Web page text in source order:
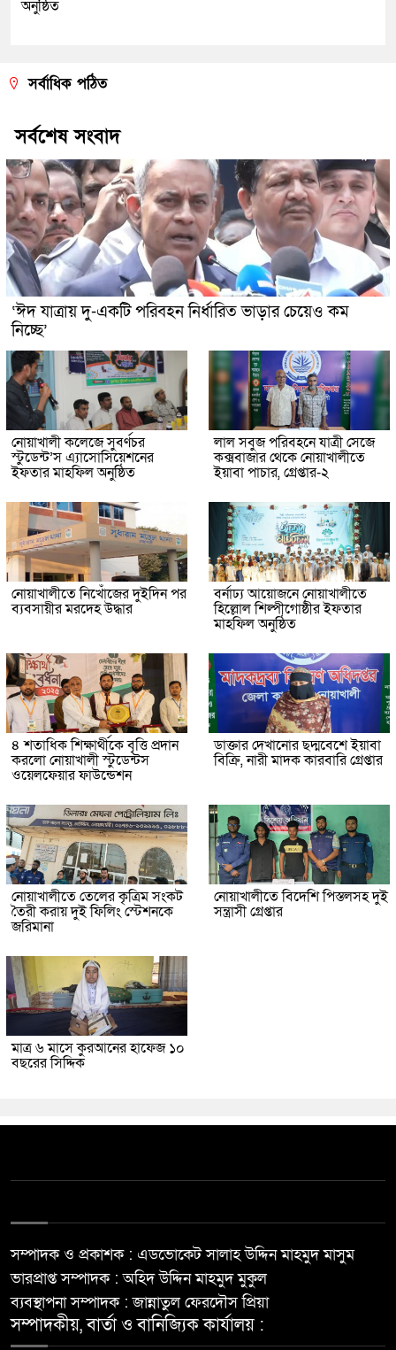
অনুষ্ঠিত
সর্বাধিক পঠিত
সর্বশেষ সংবাদ
‘ঈদ যাত্রায় দু-একটি পরিবহন নির্ধারিত ভাড়ার চেয়েও কম
নিচ্ছে’
নোয়াখালী কলেজে সুবর্ণচর
স্টুডেন্ট’স এ্যাসোসিয়েশনের
ইফতার মাহফিল অনুষ্ঠিত
লাল সবুজ পরিবহনে যাত্রী সেজে
কক্সবাজার থেকে নোয়াখালীতে
ইয়াবা পাচার, গ্রেপ্তার-২
নোয়াখালীতে নিখোঁজের দুইদিন পর
ব্যবসায়ীর মরদেহ উদ্ধার
বর্নাঢ্য আয়োজনে নোয়াখালীতে
হিল্লোল শিল্পীগোষ্ঠীর ইফতার
মাহফিল অনুষ্ঠিত
৪ শতাধিক শিক্ষার্থীকে বৃত্তি প্রদান
করলো নোয়াখালী স্টুডেন্টস
ওয়েলফেয়ার ফাউন্ডেশন
ডাক্তার দেখানোর ছদ্মবেশে ইয়াবা
বিক্রি, নারী মাদক কারবারি গ্রেপ্তার
নোয়াখালীতে তেলের কৃত্রিম সংকট
তৈরী করায় দুই ফিলিং স্টেশনকে
জরিমানা
নোয়াখালীতে বিদেশি পিস্তলসহ দুই
সন্ত্রাসী গ্রেপ্তার
মাত্র ৬ মাসে কুরআনের হাফেজ ১০
বছরের সিদ্দিক
সম্পাদক ও প্রকাশক : এডভোকেট সালাহ উদ্দিন মাহমুদ মাসুম
ভারপ্রাপ্ত সম্পাদক : অহিদ উদ্দিন মাহমুদ মুকুল
ব্যবস্থাপনা সম্পাদক : জান্নাতুল ফেরদৌস প্রিয়া
সম্পাদকীয়, বার্তা ও বানিজ্যিক কার্যালয় :